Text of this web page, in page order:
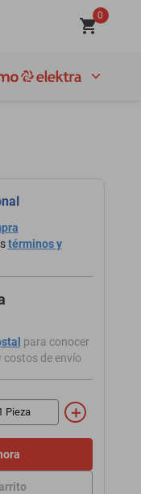
0
términos y
para conocer
costos de envío
＋